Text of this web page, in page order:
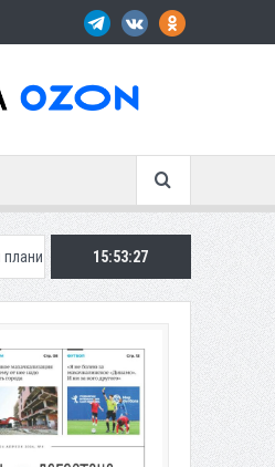
новую систему для улучшения
15:53:29